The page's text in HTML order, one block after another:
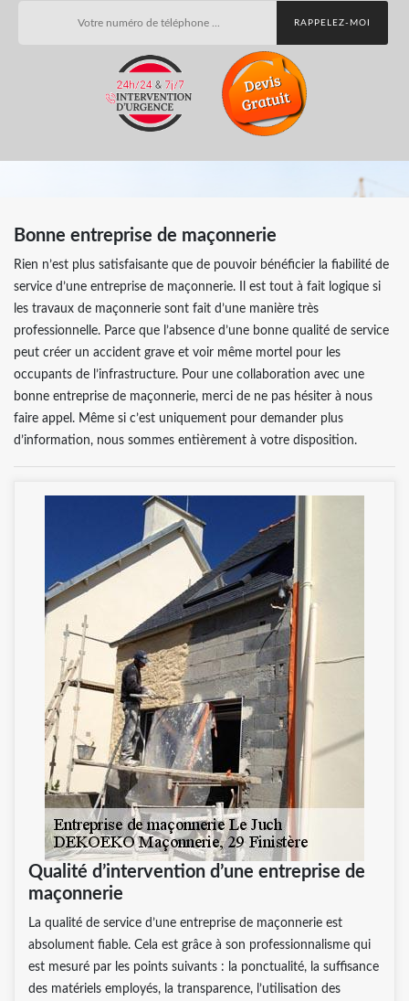
Bonne entreprise de maçonnerie
Rien n’est plus satisfaisante que de pouvoir bénéficier la fiabilité de
service d’une entreprise de maçonnerie. Il est tout à fait logique si
les travaux de maçonnerie sont fait d’une manière très
professionnelle. Parce que l’absence d’une bonne qualité de service
peut créer un accident grave et voir même mortel pour les
occupants de l’infrastructure. Pour une collaboration avec une
bonne entreprise de maçonnerie, merci de ne pas hésiter à nous
faire appel. Même si c’est uniquement pour demander plus
d’information, nous sommes entièrement à votre disposition.
Qualité d’intervention d’une entreprise de
maçonnerie
La qualité de service d’une entreprise de maçonnerie est
absolument fiable. Cela est grâce à son professionnalisme qui
est mesuré par les points suivants : la ponctualité, la suffisance
des matériels employés, la transparence, l’utilisation des